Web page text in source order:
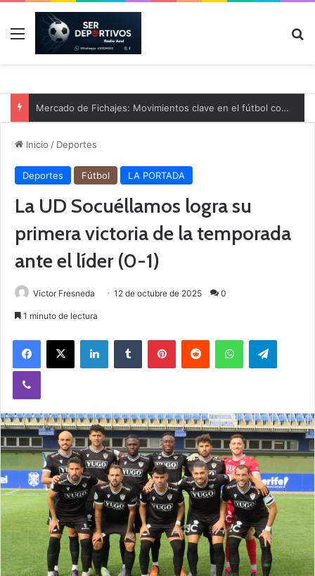
Menú
Mercado de Fichajes: Movimientos clave en el fútbol comarcal
Inicio / Deportes
Deportes Fútbol LA PORTADA
La UD Socuéllamos logra su
primera victoria de la temporada
ante el líder (0-1)
Victor Fresneda 12 de octubre de 2025 0
1 minuto de lectura